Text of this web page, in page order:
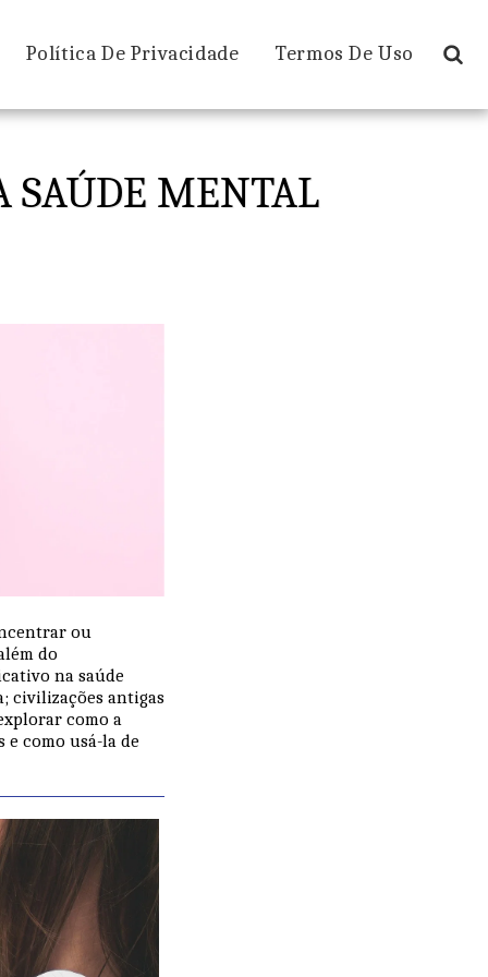
Política De Privacidade Termos De Uso
SAÚDE MENTAL
ou
do
na saúde
civilizações antigas
como a
e como usá-la de